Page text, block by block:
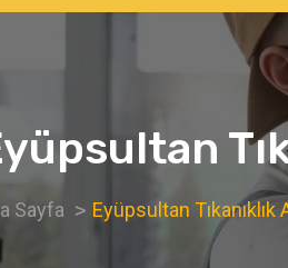
Sayfa Eyüpsultan Tıkanıklık